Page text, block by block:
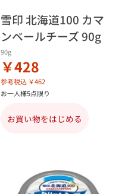
雪印 北海道100 カマ
ンベールチーズ 90g
90g
￥428
参考税込 ￥462
お一人様5点限り
お買い物をはじめる